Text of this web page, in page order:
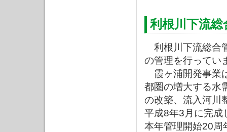
利根川下流
利根川下流総合
の管理を行ってい
霞ヶ浦開発事業
都圏の増大する水
の改築、流入河川
平成8年3月に完成
本年管理開始20周